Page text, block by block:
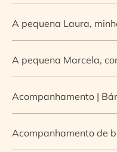
A pequena Laura,
A pequena Marcela,
Acompanhamento |
Acompanhamento de